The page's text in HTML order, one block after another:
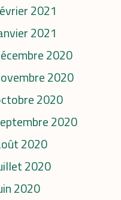
2021
2021
2020
2020
2020
2020
2020
2020
2020